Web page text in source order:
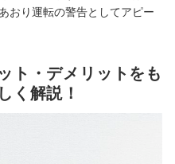
おり運転の警告としてアピー
ト・デメリットをも
く解説！